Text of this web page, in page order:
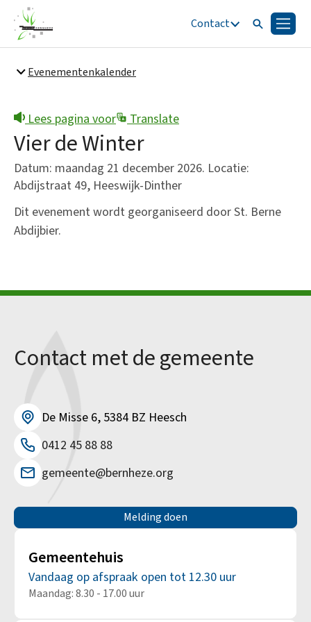
Contact ZoekenMenu
Snel naar
Bestuur en organisatie
Evenementenkalender
Lees pagina voor Translate
Vier de Winter
Datum: maandag 21 december 2026. Locatie:
Abdijstraat 49, Heeswijk-Dinther
Dit evenement wordt georganiseerd door St. Berne
Abdijbier.
Contact met de gemeente
De Misse 6, 5384 BZ Heesch
0412 45 88 88
gemeente@bernheze.org
Melding doen
Gemeentehuis
Vandaag op afspraak open tot 12.30 uur
Maandag: 8.30 - 17.00 uur